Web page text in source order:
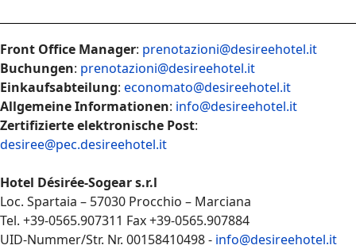
Front Office Manager: prenotazioni@desireehotel.it
Buchungen: prenotazioni@desireehotel.it
Einkaufsabteilung: economato@desireehotel.it
Allgemeine Informationen: info@desireehotel.it
Zertifizierte elektronische Post:
desiree@pec.desireehotel.it
Hotel Désirée-Sogear s.r.l
Loc. Spartaia – 57030 Procchio – Marciana
Tel. +39-0565.907311 Fax +39-0565.907884
UID-Nummer/Str. Nr. 00158410498 - info@desireehotel.it